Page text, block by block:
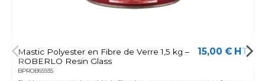
Mastic Polyester en Fibre de Verre 1,5 kg –
ROBERLO Resin Glass
BPROB65935
15,00 € HT